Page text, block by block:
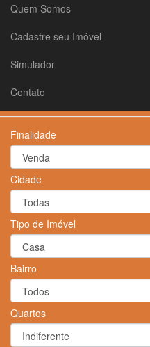
Quem Somos
Cadastre seu Imóvel
Simulador
Contato
Finalidade
Cidade
Tipo de Imóvel
Bairro
Quartos